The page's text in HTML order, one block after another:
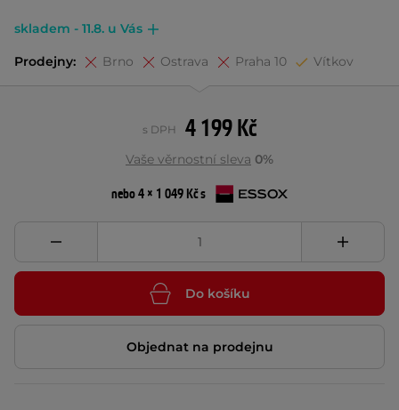
skladem - 11.8. u Vás
Prodejny: Brno Ostrava Praha 10 Vítkov
4 199 Kč
s DPH
Vaše věrnostní sleva 0%
nebo 4 × 1 049 Kč s
Do košíku
Objednat na prodejnu